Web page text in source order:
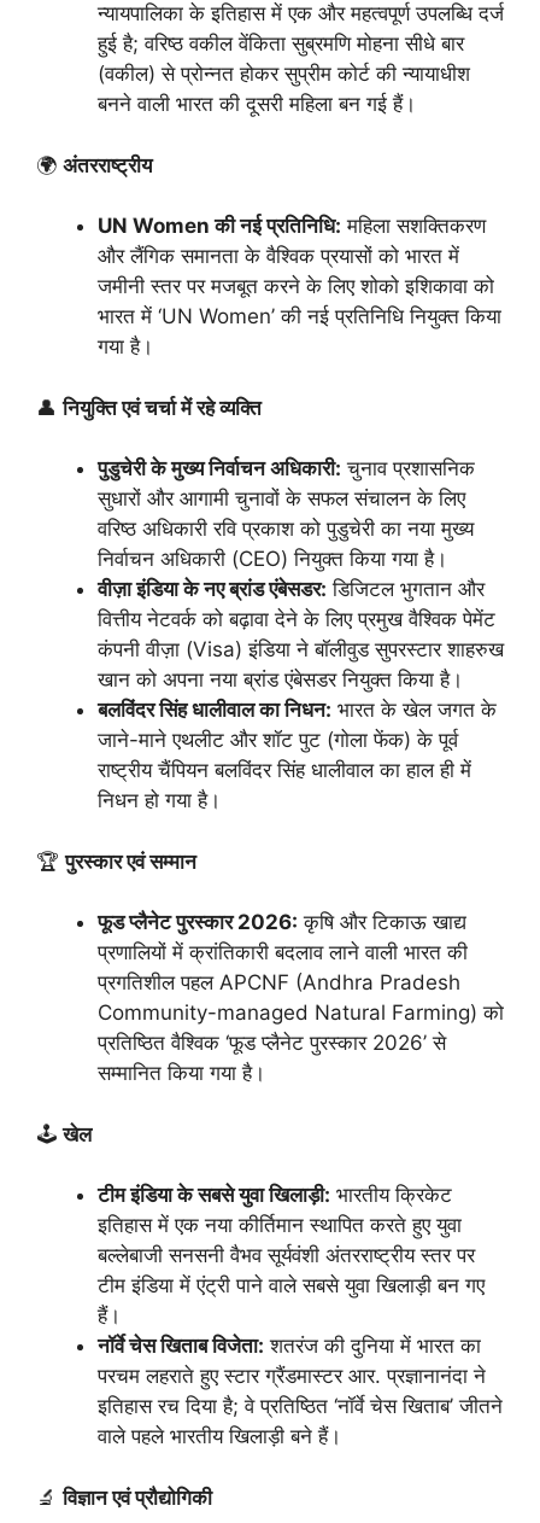
न्यायपालिका के इतिहास में एक और महत्वपूर्ण उपलब्धि दर्ज
हुई है; वरिष्ठ वकील वेंकिता सुब्रमणि मोहना सीधे बार
(वकील) से प्रोन्नत होकर सुप्रीम कोर्ट की न्यायाधीश
बनने वाली भारत की दूसरी महिला बन गई हैं।
🌍 अंतरराष्ट्रीय
UN Women की नई प्रतिनिधि: महिला सशक्तिकरण
और लैंगिक समानता के वैश्विक प्रयासों को भारत में
जमीनी स्तर पर मजबूत करने के लिए शोको इशिकावा को
भारत में ‘UN Women’ की नई प्रतिनिधि नियुक्त किया
गया है।
👤नियुक्ति एवं चर्चा में रहे व्यक्ति
पुडुचेरी के मुख्य निर्वाचन अधिकारी: चुनाव प्रशासनिक
सुधारों और आगामी चुनावों के सफल संचालन के लिए
वरिष्ठ अधिकारी रवि प्रकाश को पुडुचेरी का नया मुख्य
निर्वाचन अधिकारी (CEO) नियुक्त किया गया है।
वीज़ा इंडिया के नए ब्रांड एंबेसडर: डिजिटल भुगतान और
वित्तीय नेटवर्क को बढ़ावा देने के लिए प्रमुख वैश्विक पेमेंट
कंपनी वीज़ा (Visa) इंडिया ने बॉलीवुड सुपरस्टार शाहरुख
खान को अपना नया ब्रांड एंबेसडर नियुक्त किया है।
बलविंदर सिंह धालीवाल का निधन: भारत के खेल जगत के
जाने-माने एथलीट और शॉट पुट (गोला फेंक) के पूर्व
राष्ट्रीय चैंपियन बलविंदर सिंह धालीवाल का हाल ही में
निधन हो गया है।
🏆पुरस्कार एवं सम्मान
फूड प्लैनेट पुरस्कार 2026: कृषि और टिकाऊ खाद्य
प्रणालियों में क्रांतिकारी बदलाव लाने वाली भारत की
प्रगतिशील पहल APCNF (Andhra Pradesh
Community-managed Natural Farming) को
प्रतिष्ठित वैश्विक ‘फूड प्लैनेट पुरस्कार 2026’ से
सम्मानित किया गया है।
🕹️खेल
टीम इंडिया के सबसे युवा खिलाड़ी: भारतीय क्रिकेट
इतिहास में एक नया कीर्तिमान स्थापित करते हुए युवा
बल्लेबाजी सनसनी वैभव सूर्यवंशी अंतरराष्ट्रीय स्तर पर
टीम इंडिया में एंट्री पाने वाले सबसे युवा खिलाड़ी बन गए
हैं।
नॉर्वे चेस खिताब विजेता: शतरंज की दुनिया में भारत का
परचम लहराते हुए स्टार ग्रैंडमास्टर आर. प्रज्ञानानंदा ने
इतिहास रच दिया है; वे प्रतिष्ठित ‘नॉर्वे चेस खिताब’ जीतने
वाले पहले भारतीय खिलाड़ी बने हैं।
🔬विज्ञान एवं प्रौद्योगिकी